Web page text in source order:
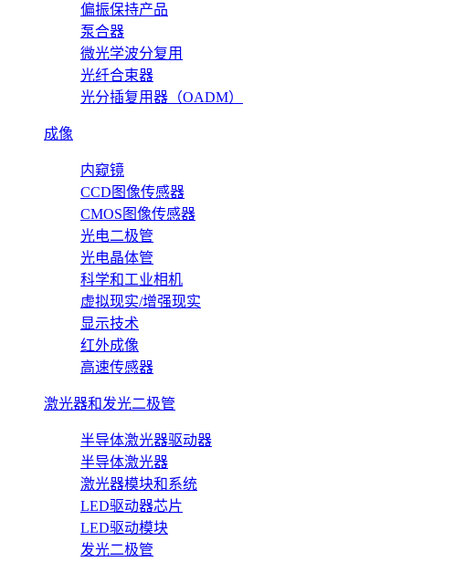
偏振保持产品
泵合器
微光学波分复用
光纤合束器
光分插复用器（OADM）
成像
内窥镜
CCD图像传感器
CMOS图像传感器
光电二极管
光电晶体管
科学和工业相机
虚拟现实/增强现实
显示技术
红外成像
高速传感器
激光器和发光二极管
半导体激光器驱动器
半导体激光器
激光器模块和系统
LED驱动器芯片
LED驱动模块
发光二极管